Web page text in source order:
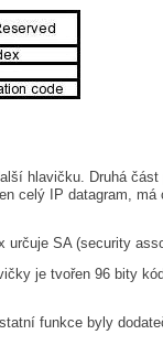
hlavičku. Druhá
celý IP datagram, má
SA (security
je tvořen 96 bity
funkce byly